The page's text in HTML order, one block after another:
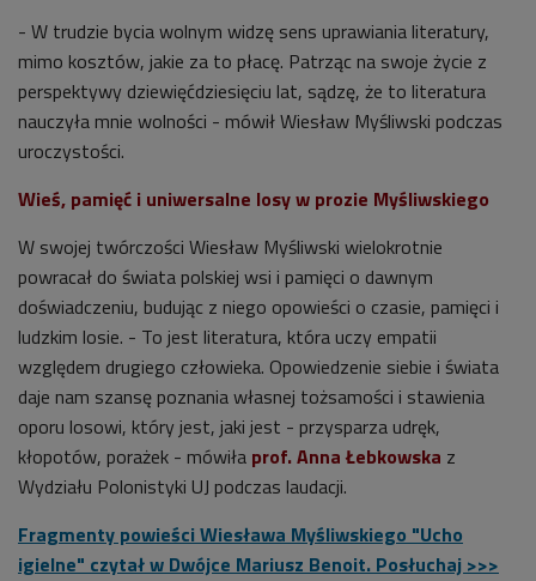
- W trudzie bycia wolnym widzę sens uprawiania literatury,
mimo kosztów, jakie za to płacę. Patrząc na swoje życie z
perspektywy dziewięćdziesięciu lat, sądzę, że to literatura
nauczyła mnie wolności - mówił Wiesław Myśliwski podczas
uroczystości.
Wieś, pamięć i uniwersalne losy w prozie Myśliwskiego
W swojej twórczości Wiesław Myśliwski wielokrotnie
powracał do świata polskiej wsi i pamięci o dawnym
doświadczeniu, budując z niego opowieści o czasie, pamięci i
ludzkim losie. - To jest literatura, która uczy empatii
względem drugiego człowieka. Opowiedzenie siebie i świata
daje nam szansę poznania własnej tożsamości i stawienia
oporu losowi, który jest, jaki jest - przysparza udręk,
kłopotów, porażek - mówiła prof. Anna Łebkowska z
Wydziału Polonistyki UJ podczas laudacji.
Fragmenty powieści Wiesława Myśliwskiego "Ucho
igielne" czytał w Dwójce Mariusz Benoit. Posłuchaj >>>